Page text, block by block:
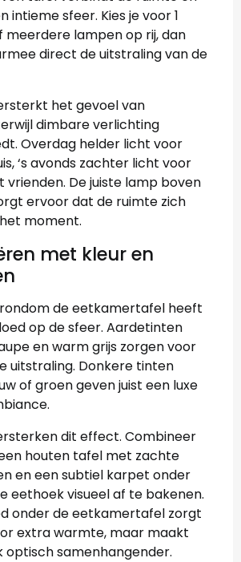
intieme sfeer. Kies je voor 1
lampen op rij, dan
direct de uitstraling van de
het gevoel van
dimbare verlichting
Overdag helder licht voor
‘s avonds zachter licht voor
vrienden. De juiste lamp boven
ervoor dat de ruimte zich
moment.
met kleur en
de eetkamertafel heeft
op de sfeer. Aardetinten
en warm grijs zorgen voor
uitstraling. Donkere tinten
of groen geven juist een luxe
dit effect. Combineer
houten tafel met zachte
en een subtiel karpet onder
eethoek visueel af te bakenen.
onder de eetkamertafel zorgt
extra warmte, maar maakt
optisch samenhangender.